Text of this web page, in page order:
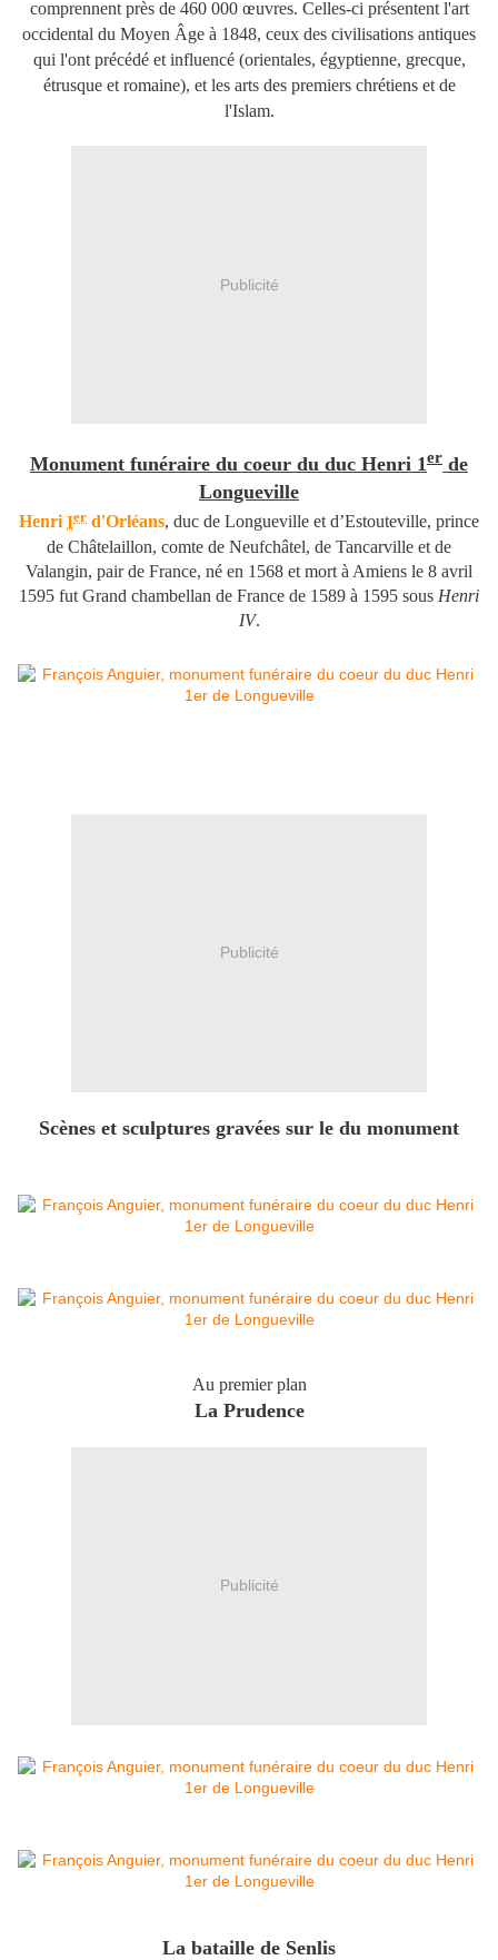
comprennent près de 460 000 œuvres. Celles-ci présentent l'art
occidental du Moyen Âge à 1848, ceux des civilisations antiques
qui l'ont précédé et influencé (orientales, égyptienne, grecque,
étrusque et romaine), et les arts des premiers chrétiens et de
l'Islam.
Publicité
Monument funéraire du coeur du duc Henri 1er de
Longueville
HenriIer d'Orléans, duc de Longueville et d’Estouteville, prince
de Châtelaillon, comte de Neufchâtel, de Tancarville et de
Valangin, pair de France, né en 1568 et mort à Amiens le 8 avril
1595 fut Grand chambellan de France de 1589 à 1595 sous Henri
IV.
Publicité
Scènes et sculptures gravées sur le du monument
Au premier plan
La Prudence
Publicité
La bataille de Senlis